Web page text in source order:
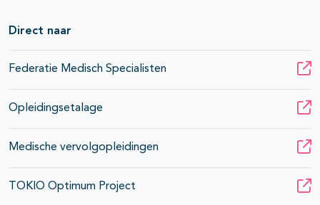
Direct naar
Federatie Medisch Specialisten
Opleidingsetalage
Medische vervolgopleidingen
TOKIO Optimum Project